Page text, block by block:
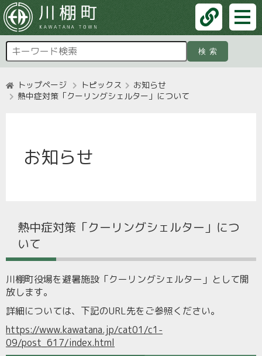
検索
トップページ トピックス
お知らせ
熱中症対策「クーリングシェルター」について
お知らせ
熱中症対策「クーリングシェルター」につ
いて
川棚町役場を避暑施設「クーリングシェルター」として開
放します。
詳細については、下記のURL先をご参照ください。
https://www.kawatana.jp/cat01/c1-
09/post_617/index.html